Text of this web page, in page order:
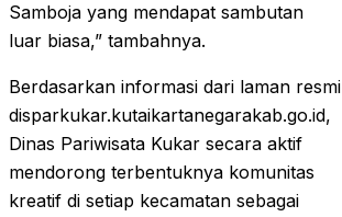
Samboja yang mendapat sambutan
luar biasa,” tambahnya.
Berdasarkan informasi dari laman resmi
disparkukar.kutaikartanegarakab.go.id,
Dinas Pariwisata Kukar secara aktif
mendorong terbentuknya komunitas
kreatif di setiap kecamatan sebagai